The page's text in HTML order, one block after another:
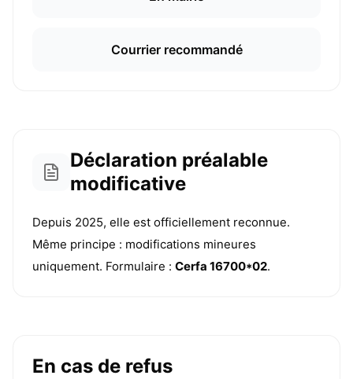
Courrier recommandé
Déclaration préalable
modificative
Depuis 2025, elle est officiellement reconnue.
Même principe : modifications mineures
uniquement. Formulaire : Cerfa 16700*02.
En cas de refus